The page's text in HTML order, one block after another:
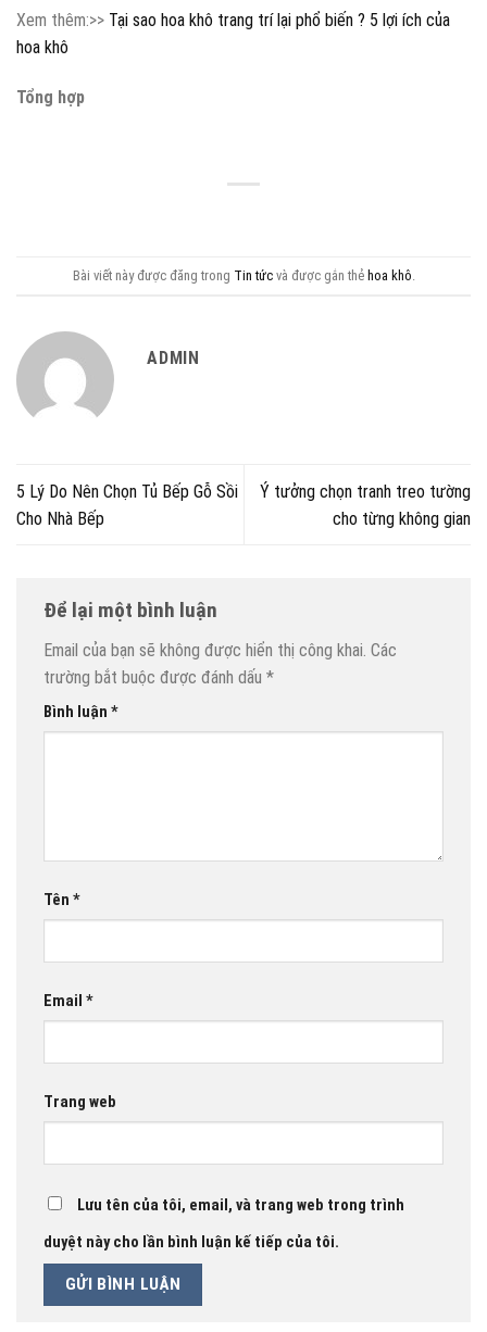
Xem thêm:>> Tại sao hoa khô trang trí lại phổ biến ? 5 lợi ích của
hoa khô
Tổng hợp
Bài viết này được đăng trong Tin tứcvà được gắn thẻ hoa khô
ADMIN
5 Lý Do Nên Chọn Tủ Bếp Gỗ Sồi
Cho Nhà Bếp
Ý tưởng chọn tranh treo tường
cho từng không gian
Để lại một bình luận
Email của bạn sẽ không được hiển thị công khai. Các
trường bắt buộc được đánh dấu *
Bình luận *
Tên *
Email *
Trang web
Lưu tên của tôi, email, và trang web trong trình
duyệt này cho lần bình luận kế tiếp của tôi.